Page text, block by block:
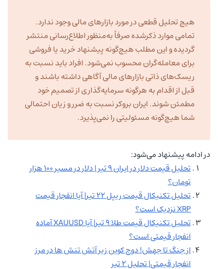
هیچ تحلیل قطعی در مورد بازارهای مالی وجود ندارد.
تمامی موارد ذکرشده صرفاً به‌منظور اطلاع‌رسانی منتشر
گردیده و این مطلب هیچ‌گونه پیشنهاد خرید یا فروشی
برای معامله‌گران محسوب نمی‌شود. افراد باید نسبت به
ریسک‌های ذاتی بازارهای مالی آگاهی داشته باشند و
قبل از اقدام به هرگونه سرمایه‌گذاری از تصمیم خود
مطمئن شوند. ایران بروکر نسبت به ضرر و زیان احتمالی
شما هیچ‌گونه مسئولیتی را نمی‌پذیرد.
در ادامه پیشنهاد می‌شود:
تحلیل قیمت دلار در ایران ۹ تیر | دلار در مسیر ۱۰۰ هزار
تومان؟
تحلیل تکنیکال قیمت ریپل ۲۲ تیر| آیا انفجار قیمت
XRP نزدیک است؟
تحلیل تکنیکال قیمت طلا ۹ تیر| آیا XAUUSD آماده
انفجار قیمتی است؟
از جنگ تا جهش! دوج کوین زیر آتش تنش ها در مرز
انفجار قیمتی| تحلیل ۲ تیر